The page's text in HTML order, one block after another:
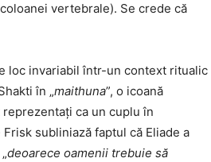
vertebrale). Se crede că
loc invariabil într-un context ritualic
în „maithuna”, o icoană
ca un cuplu în
subliniază faptul că Eliade a
deoarece oamenii trebuie să